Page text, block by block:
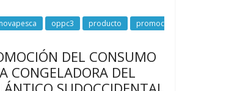
oppc3 producto
promoc
DEL CONSUMO
CONGELADORA DEL